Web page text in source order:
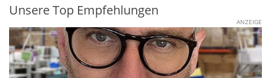
Unsere Top Empfehlungen
ANZEIGE